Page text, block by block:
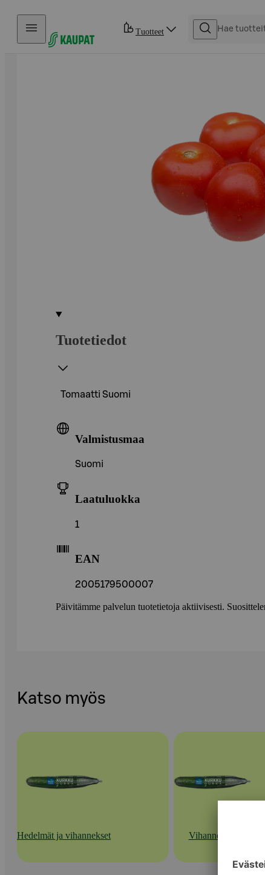
Hyppää sisältöön
Tuotteet
Tuotetiedot
Tomaatti Suomi
Valmistusmaa
Suomi
Laatuluokka
1
EAN
2005179500007
Päivitämme palvelun tuotetietoja aktiivisesti.
Katso myös
Hedelmät ja vihannekset Vihannekset